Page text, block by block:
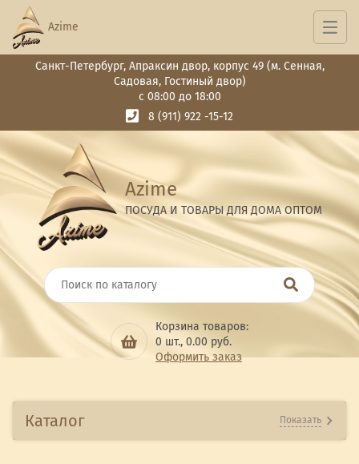
Санкт-Петербург, Апраксин двор, корпус 49 (м. Сенная,
Садовая, Гостиный двор)
с 08:00 до 18:00
8 (911) 922 -15-12
Azime
ПОСУДА И ТОВАРЫ ДЛЯ ДОМА ОПТОМ
Корзина товаров:
0 шт., 0.00 руб.
Оформить заказ
Azime
Каталог Показать